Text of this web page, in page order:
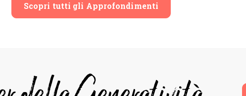
Scopri tutti gli Approfondimenti